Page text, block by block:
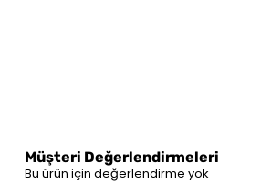
Müşteri Değerlendirmeleri
Bu ürün için değerlendirme yok